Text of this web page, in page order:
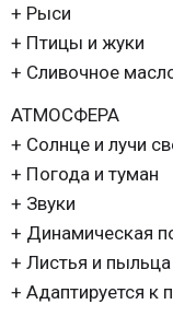
+ Рыси
+ Птицы и жуки
+ Сливочное
АТМОСФЕРА
+ Солнце и лучи
+ Погода и туман
+ Звуки
+ Динамическая
+ Листья и пыльца
+ Адаптируется к